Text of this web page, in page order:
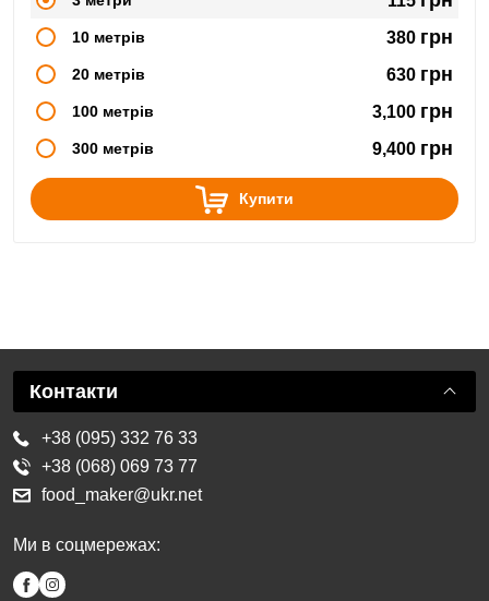
10 метрів 380 грн
20 метрів 630 грн
100 метрів 3,100 грн
300 метрів 9,400 грн
Купити
Контакти
+38 (095) 332 76 33
+38 (068) 069 73 77
food_maker@ukr.net
Ми в соцмережах: